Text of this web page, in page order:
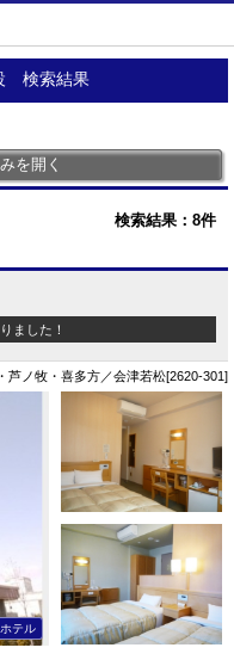
検索結果
を開く
検索結果： 8件
ました！
芦ノ牧・喜多方／会津若松[2620-301]
ホテル